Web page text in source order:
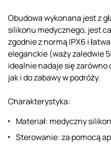
Obudowa wykonana jest z
silikonu medycznego, jest
zgodnie z normą IPX6 i
eleganckie (waży zaledwie
idealnie nadaje się
jak i do zabawy w podróży.
Charakterystyka:
Materiał: medyczny
Sterowanie: za pomocą